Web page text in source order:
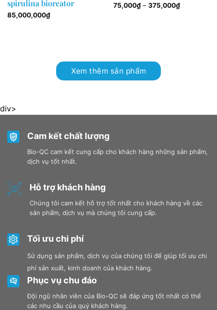
spirulina bioreator
85,000,000₫
75,000₫ – 375,000₫Price
range:
Xem thêm sản phẩm
div>
Cam kết chất lượng
Bio-QC cam kết cung cấp cho khách hàng những sản phẩm,
dịch vụ tốt nhất.
Hỗ trợ khách hàng
Chúng tôi cam kết hỗ trợ tốt nhất cho khách hàng về các
sản phẩm, dịch vụ mà chúng tôi cung cấp.
Tối ưu chi phí
Sử dụng sản phẩm, dịch vụ của chúng tôi để giúp tối ưu chi
phí sản xuất, kinh doanh của khách hàng.
Phục vụ chu đáo
Đội ngũ nhân viên của Bio-QC sẽ đáp ứng tốt nhất có thể
các nhu cầu của quý khách hàng.